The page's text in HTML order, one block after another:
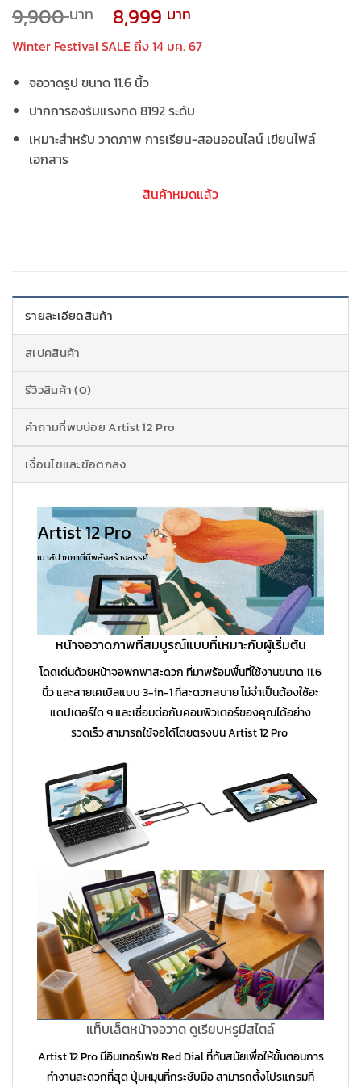
9,900 Original
price
was:
9,900 ฿.
8,999
price
is:
Winter Festival SALE ถึง 14 มค. 67
จอวาดรูป ขนาด 11.6 นิ้ว
ปากการองรับแรงกด 8192 ระดับ
เหมาะสำหรับ วาดภาพ การเรียน-สอนออนไลน์ เขียนไฟล์
เอกสาร
สินค้าหมดแล้ว
รายละเอียดสินค้า
สเปคสินค้า
รีวิวสินค้า (0)
คำถามที่พบบ่อย Artist 12 Pro
เงื่อนไขและข้อตกลง
Artist 12 Pro
เมาส์ปากกาที่มีพลังสร้างสรรค์
หน้าจอวาดภาพที่สมบูรณ์แบบที่เหมาะกับผู้เริ่มต้น
โดดเด่นด้วยหน้าจอพกพาสะดวก ที่มาพร้อมพื้นที่ใช้งานขนาด 11.6
นิ้ว และสายเคเบิลแบบ 3-in-1 ที่สะดวกสบาย ไม่จำเป็นต้องใช้อะ
แดปเตอร์ใด ๆ และเชื่อมต่อกับคอมพิวเตอร์ของคุณได้อย่าง
รวดเร็ว สามารถใช้จอได้โดยตรงบน Artist 12 Pro
แท็บเล็ตหน้าจอวาด ดูเรียบหรูมีสไตล์
Artist 12 Pro มีอินเทอร์เฟซ Red Dial ที่ทันสมัยเพื่อให้ขั้นตอนการ
ทำงานสะดวกที่สุด ปุ่มหมุนที่กระชับมือ สามารถตั้งโปรแกรมที่